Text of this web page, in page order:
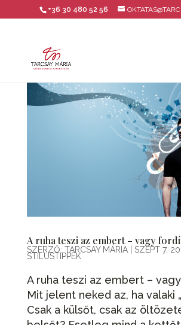
+36 30 480 52 56
A ruha teszi az embert – vagy
SZERZŐ: TARCSAY MÁRIA| SZEPT 7,
STÍLUSTIPPEK
A ruha teszi az embert –
Mit jelent neked az, ha valaki
Csak a külsőt, csak az